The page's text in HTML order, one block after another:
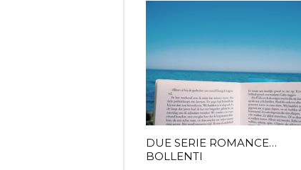
DUE SERIE ROMANCE…
BOLLENTI